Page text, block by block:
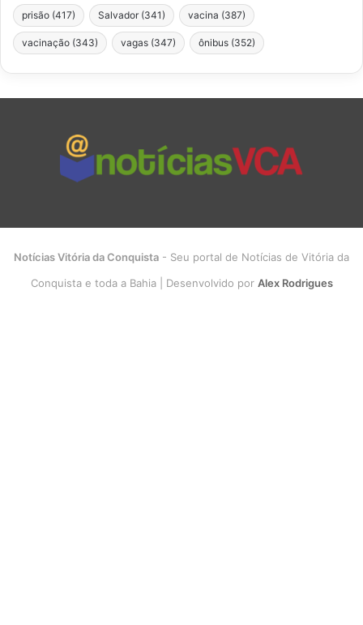
prisão (417) Salvador (341) vacina (387)
vacinação (343) vagas (347) ônibus (352)
Notícias Vitória da Conquista - Seu portal de Notícias de Vitória da
Conquista e toda a Bahia | Desenvolvido por Alex Rodrigues